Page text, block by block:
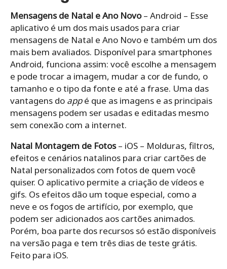
Mensagens de Natal e Ano Novo– Android – Esse
aplicativo é um dos mais usados para criar
mensagens de Natal e Ano Novo e também um dos
mais bem avaliados. Disponível para smartphones
Android, funciona assim: você escolhe a mensagem
e pode trocar a imagem, mudar a cor de fundo, o
tamanho e o tipo da fonte e até a frase. Uma das
vantagens do appé que as imagens e as principais
mensagens podem ser usadas e editadas mesmo
sem conexão com a internet.
Natal Montagem de Fotos– iOS – Molduras, filtros,
efeitos e cenários natalinos para criar cartões de
Natal personalizados com fotos de quem você
quiser. O aplicativo permite a criação de vídeos e
gifs. Os efeitos dão um toque especial, como a
neve e os fogos de artifício, por exemplo, que
podem ser adicionados aos cartões animados.
Porém, boa parte dos recursos só estão disponíveis
na versão paga e tem três dias de teste grátis.
Feito para iOS.